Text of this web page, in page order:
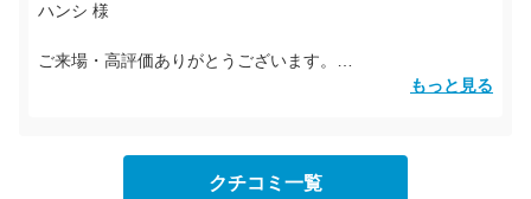
ハンシ 様
ご来場・高評価ありがとうございます。
また、貴重な大阪旅行に、当施設をお選びいただけたようで
もっと見る
クチコミ一覧